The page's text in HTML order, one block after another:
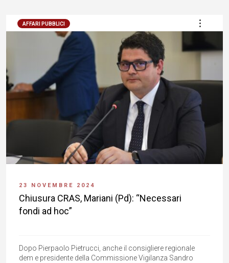
AFFARI PUBBLICI
23 NOVEMBRE 2024
Chiusura CRAS, Mariani (Pd): “Necessari
fondi ad hoc”
Dopo Pierpaolo Pietrucci, anche il consigliere regionale
dem e presidente della Commissione Vigilanza Sandro